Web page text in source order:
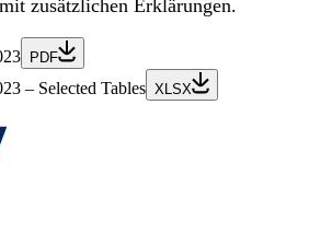
zusätzlichen Erklärungen.
PDF
– Selected Tables XLSX